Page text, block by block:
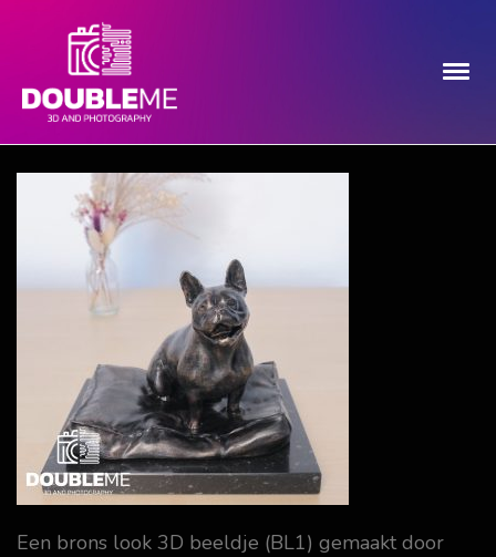
Een brons look 3D beeldje (BL1) gemaakt door